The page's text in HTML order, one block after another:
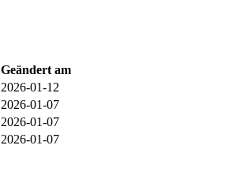
Geändert am
2026-01-12
2026-01-07
2026-01-07
2026-01-07